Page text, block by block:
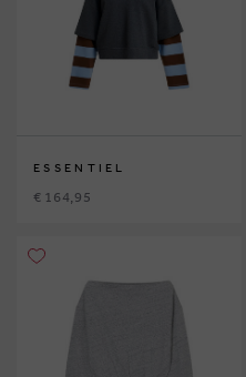
ESSENTIEL
€ 164,95